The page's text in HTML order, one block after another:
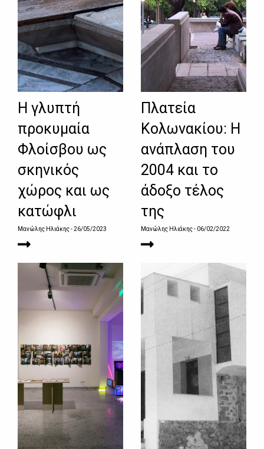
Η γλυπτή
προκυμαία
Φλοίσβου ως
σκηνικός
χώρος και ως
κατώφλι
Μανώλης Ηλιάκης- 26/05/2023
Πλατεία
Κολωνακίου: Η
ανάπλαση του
2004 και το
άδοξο τέλος
της
Μανώλης Ηλιάκης- 06/02/2022